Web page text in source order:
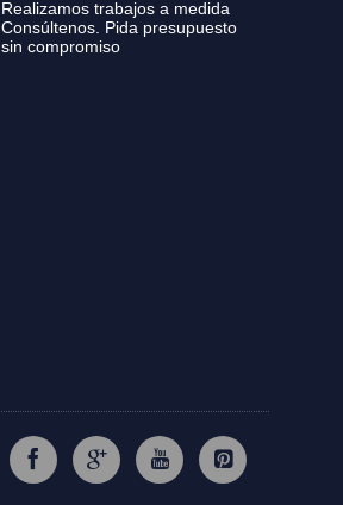
Realizamos trabajos a medida
Consúltenos. Pida presupuesto
sin compromiso